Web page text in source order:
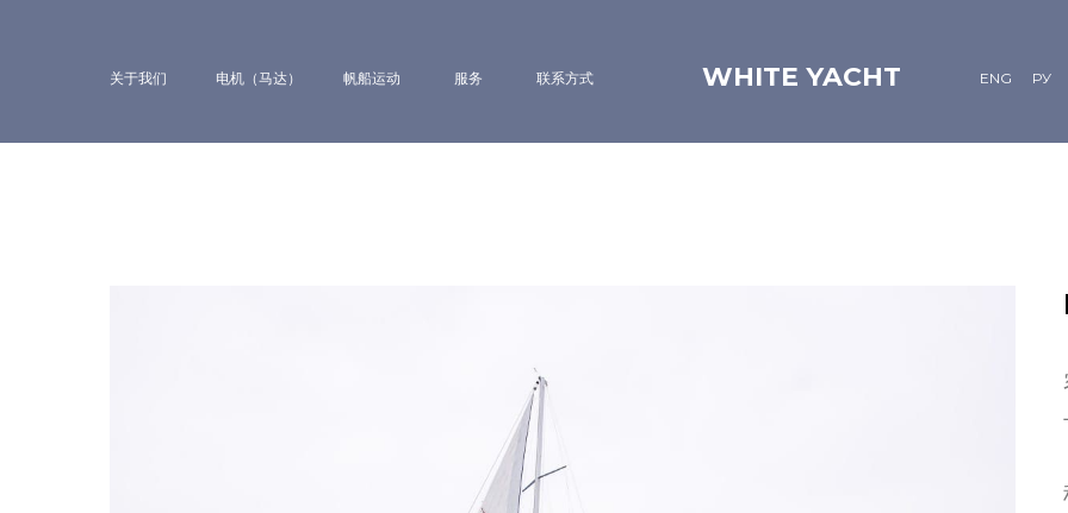
РУ
ENG
联系方式
服务
帆船运动
电机（马达）
关于我们 WHITE YACHT